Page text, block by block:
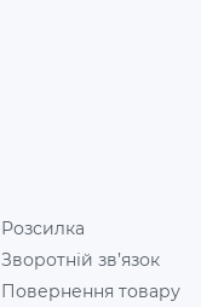
Розсилка
Зворотній зв’язок
Повернення товару